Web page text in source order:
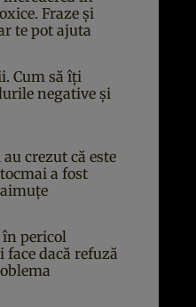
Fraze și
te pot ajuta
Cum să îți
negative și
crezut că este
a fost
pericol
face dacă refuză